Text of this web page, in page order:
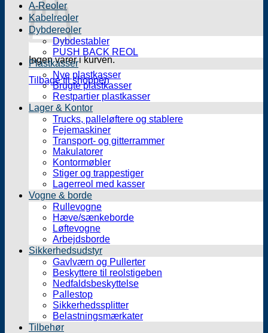
Ingen varer i kurven.
Tilbage til shoppen
A-Reoler
Kabelreoler
Dybdereoler
Dybdestabler
PUSH BACK REOL
Plastkasser
Nye plastkasser
Brugte plastkasser
Restpartier plastkasser
Lager & Kontor
Trucks, palleløftere og stablere
Fejemaskiner
Transport- og gitterrammer
Makulatorer
Kontormøbler
Stiger og trappestiger
Lagerreol med kasser
Vogne & borde
Rullevogne
Hæve/sænkeborde
Løftevogne
Arbejdsborde
Sikkerhedsudstyr
Gavlværn og Pullerter
Beskyttere til reolstigeben
Nedfaldsbeskyttelse
Pallestop
Sikkerhedssplitter
Belastningsmærkater
Tilbehør